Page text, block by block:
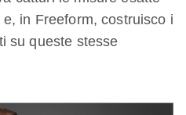
in Freeform, costruisco i
su queste stesse